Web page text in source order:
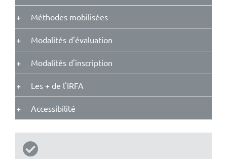
Méthodes mobilisées
Modalités d'évaluation
Modalités d'inscription
Les + de l'IRFA
Accessibilité